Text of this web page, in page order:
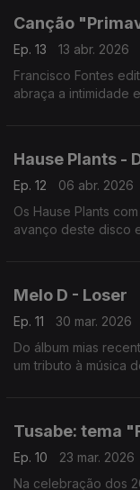
Canção
Ep. 13
13 abr. 2026
Francisco Fontes
abraça a intimidade
Hause Plants -
Ep. 12
06 abr. 2026
Os Hause Plants
avanço deste disco
Melo D - Loser
Ep. 11
30 mar. 2026
Do álbum mias
um tributo à música
Tusabe: tema
Ep. 10
23 mar. 2026
Na celebração dos